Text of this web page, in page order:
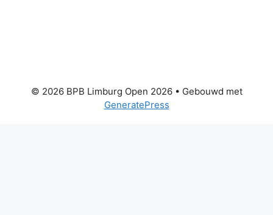
© 2026 BPB Limburg Open 2026• Gebouwd met
GeneratePress